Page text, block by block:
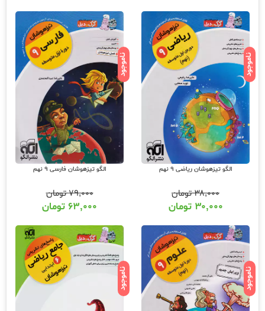
ناموجود
الگو تیزهوشان ریاضی 9 نهم
۳۸,۰۰۰تومان
۳۰,۰۰۰ تومان
ناموجود
الگو تیزهوشان فارسی 9 نهم
۷۹,۰۰۰تومان
۶۳,۰۰۰ تومان
ناموجود ناموجود